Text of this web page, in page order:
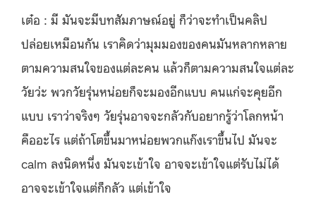
เต๋อ : มี มันจะมีบทสัมภาษณ์อยู่ ก็ว่าจะทำเป็นคลิป
ปล่อยเหมือนกัน เราคิดว่ามุมมองของคนมันหลากหลาย
ตามความสนใจของแต่ละคน แล้วก็ตามความสนใจแต่ละ
วัยว่ะ พวกวัยรุ่นหน่อยก็จะมองอีกแบบ คนแก่จะคุยอีก
แบบ เราว่าจริงๆ วัยรุ่นอาจจะกลัวกับอยากรู้ว่าโลกหน้า
คืออะไร แต่ถ้าโตขึ้นมาหน่อยพวกแก๊งเราขึ้นไป มันจะ
calm ลงนิดหนึ่ง มันจะเข้าใจ อาจจะเข้าใจแต่รับไม่ได้
อาจจะเข้าใจแต่ก็กลัว แต่เข้าใจ